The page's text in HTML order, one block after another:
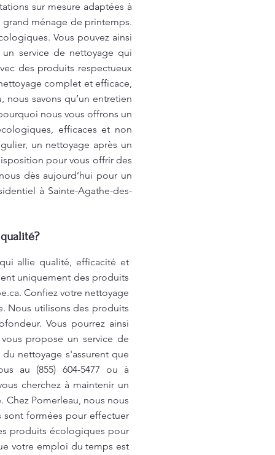
sur mesure adaptées à
grand ménage de printemps.
Vous pouvez ainsi
service de nettoyage qui
des produits respectueux
complet et efficace,
nous savons qu’un entretien
nous vous offrons un
efficaces et non
un nettoyage après un
pour vous offrir des
dès aujourd’hui pour un
à Sainte-Agathe-des-
allie qualité, efficacité et
uniquement des produits
. Confiez votre nettoyage
Nous utilisons des produits
Vous pourrez ainsi
propose un service de
nettoyage s'assurent que
au (855) 604-5477 ou à
cherchez à maintenir un
Pomerleau, nous nous
sont formées pour effectuer
produits écologiques pour
votre emploi du temps est